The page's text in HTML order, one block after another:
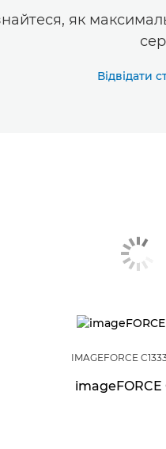
як
Відвідати
IMAGEFORCE
imageFORCE